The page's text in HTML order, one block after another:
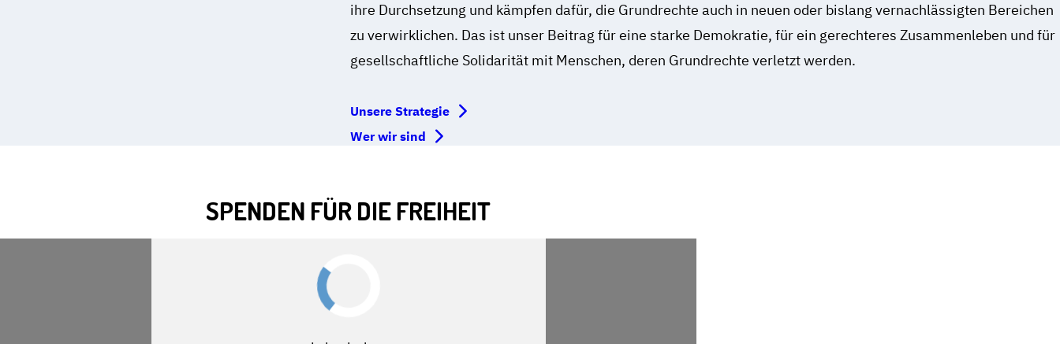
ihre Durchsetzung und kämpfen dafür, die Grundrechte auch in neuen oder bislang vernachlässigten Bereichen
zu verwirklichen. Das ist unser Beitrag für eine starke Demokratie, für ein gerechteres Zusammenleben und für
gesellschaftliche Solidarität mit Menschen, deren Grundrechte verletzt werden.
Unsere Strategie
Wer wir sind
SPENDEN FÜR DIE FREIHEIT